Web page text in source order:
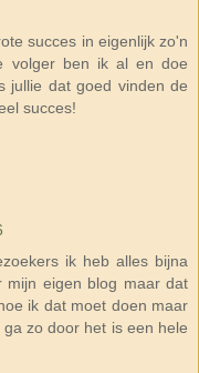
succes in eigenlijk zo'n
volger ben ik al en doe
jullie dat goed vinden de
succes!
ik heb alles bijna
mijn eigen blog maar dat
ik dat moet doen maar
zo door het is een hele